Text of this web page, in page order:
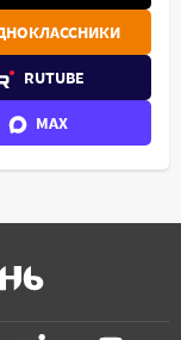
RUTUBE
MAX